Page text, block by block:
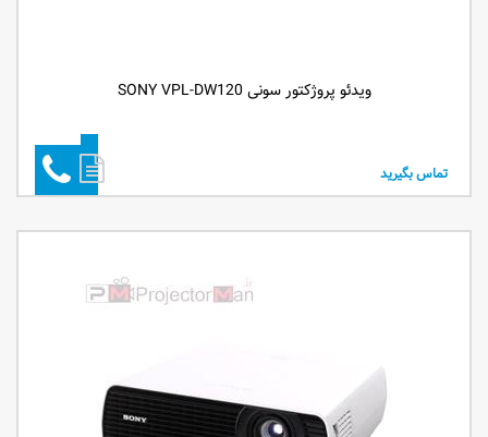
ویدئو پروژکتور سونی SONY VPL-DW120
تماس بگیرید